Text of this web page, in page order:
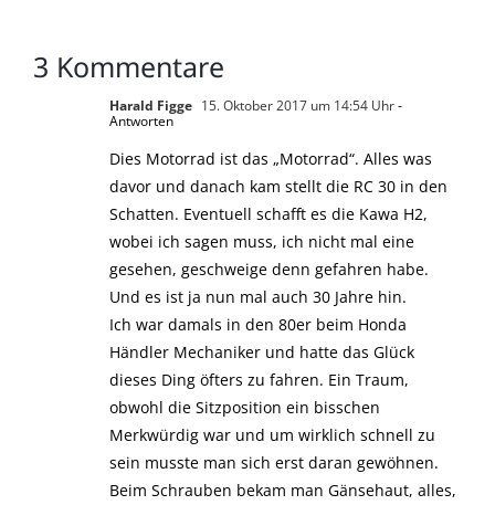
3 Kommentare
Harald Figge 15. Oktober 2017 um 14:54 Uhr-
Antworten
Dies Motorrad ist das „Motorrad“. Alles was
davor und danach kam stellt die RC 30 in den
Schatten. Eventuell schafft es die Kawa H2,
wobei ich sagen muss, ich nicht mal eine
gesehen, geschweige denn gefahren habe.
Und es ist ja nun mal auch 30 Jahre hin.
Ich war damals in den 80er beim Honda
Händler Mechaniker und hatte das Glück
dieses Ding öfters zu fahren. Ein Traum,
obwohl die Sitzposition ein bisschen
Merkwürdig war und um wirklich schnell zu
sein musste man sich erst daran gewöhnen.
Beim Schrauben bekam man Gänsehaut, alles,